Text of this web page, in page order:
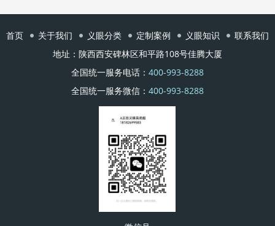
首页 关于我们 义眼分类 定制案例 义眼知识
联系我们
地址：陕西西安碑林区和平路108号佳腾大厦
全国统一服务电话： 400-993-8288
全国统一服务微信： 400-993-8288